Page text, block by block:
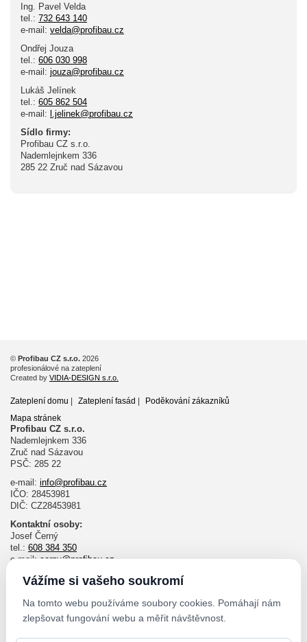
Ing. Pavel Velda
tel.: 732 643 140
e-mail: velda@profibau.cz
Ondřej Jouza
tel.: 606 030 998
e-mail: jouza@profibau.cz
Lukáš Jelínek
tel.: 605 862 504
e-mail:
l.jelinek@profibau.cz
Sídlo firmy:
Profibau CZ s.r.o.
Nademlejnkem 336
285 22 Zruč nad Sázavou
© Profibau CZ s.r.o. 2026
profesionálové na zateplení
Created by VIDIA-DESIGN s.r.o.
Zateplení domu | Zateplení fasád |
Poděkování zákazníků
Mapa stránek
Profibau CZ s.r.o.
Nademlejnkem 336
Zruč nad Sázavou
PSČ: 285 22
e-mail: info@profibau.cz
IČO: 28453981
DIČ: CZ28453981
Kontaktní osoby:
Josef Černý
tel.: 608 384 350
e-mail:cerny@profibau.cz
Ing. Pavel Velda
e-mail:velda@profibau.cz
Vážíme si vašeho soukromí
Na tomto webu používáme soubory cookies. Pomáhají nám
zlepšovat fungování webu a měřit návštěvnost.